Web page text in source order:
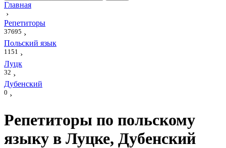
Главная
›
Репетиторы
37695 ›
Польский язык
1151 ›
Луцк
32 ›
Дубенский
0 ›
Репетиторы по польскому
языку в Луцке, Дубенский